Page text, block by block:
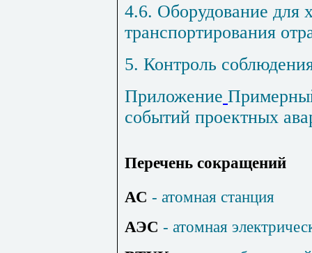
4.6. Оборудование для
транспортирования
5. Контроль
Приложение
событий проектных
Перечень сокращений
АС - атомная станция
АЭС - атомная